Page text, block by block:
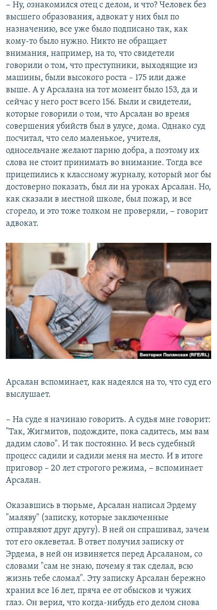
− Ну, ознакомился отец с делом, и что? Человек без
высшего образования, адвокат у них был по
назначению, все уже было подписано так, как
кому-то было нужно. Никто не обращает
внимания, например, на то, что свидетели
говорили о том, что преступники, выходящие из
машины, были высокого роста – 175 или даже
выше. А у Арсалана на тот момент было 153, да и
сейчас у него рост всего 156. Были и свидетели,
которые говорили о том, что Арсалан во время
совершения убийств был в улусе, дома. Однако суд
посчитал, что село маленькое, учителя,
односельчане желают парню добра, а поэтому их
слова не стоит принимать во внимание. Тогда все
прицепились к классному журналу, который мог бы
достоверно показать, был ли на уроках Арсалан. Но,
как сказали в местной школе, был пожар, и все
сгорело, и это тоже толком не проверяли, − говорит
адвокат.
Арсалан вспоминает, как надеялся на то, что суд его
выслушает.
− На суде я начинаю говорить. А судья мне говорит:
"Так, Жигмитов, подождите, пока садитесь, мы вам
дадим слово". И так постоянно. И весь судебный
процесс садили и садили меня на место. И в итоге
приговор – 20 лет строгого режима, − вспоминает
Арсалан.
Оказавшись в тюрьме, Арсалан написал Эрдему
"маляву" (записку, которые заключенные
отправляют друг другу). В ней он спрашивал, зачем
тот его оклеветал. В ответ получил записку от
Эрдема, в ней он извиняется перед Арсаланом, со
словами "сам не знаю, почему я так сделал, всю
жизнь тебе сломал". Эту записку Арсалан бережно
хранил все 16 лет, пряча ее от обысков и чужих
глаз. Он верил, что когда-нибудь его делом снова